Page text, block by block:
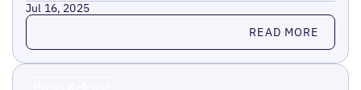
Jul 16, 2025
Read more READ MORE